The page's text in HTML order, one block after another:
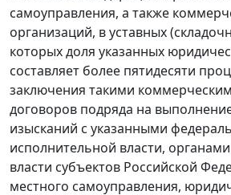
самоуправления, а также
организаций, в уставных
которых доля указанных
составляет более пятидесяти
заключения такими
договоров подряда на
изысканий с указанными
исполнительной власти,
власти субъектов Российской
местного самоуправления,